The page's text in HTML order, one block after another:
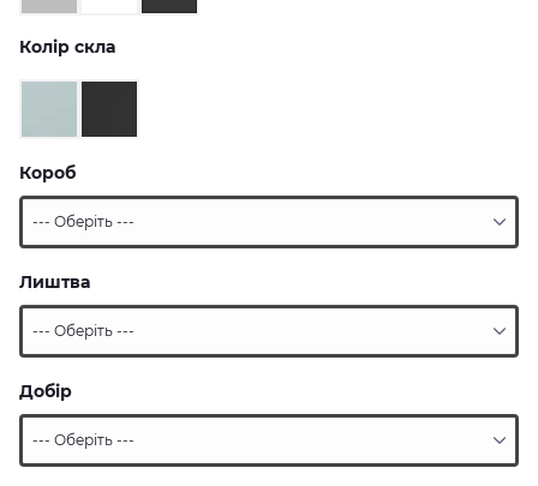
Колір скла
Короб
Лиштва
Добір